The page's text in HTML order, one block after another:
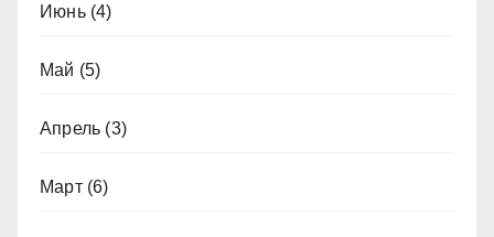
Июнь(4)
Май (5)
Апрель (3)
Март(6)